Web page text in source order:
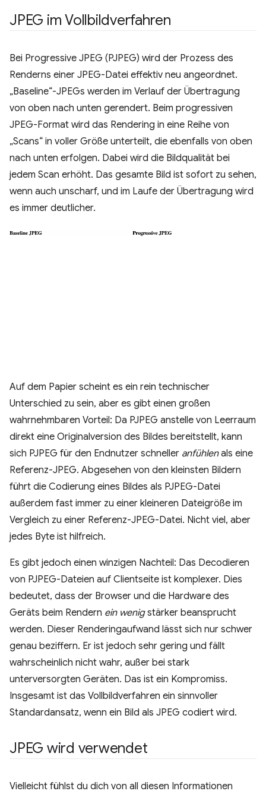
JPEG im Vollbildverfahren
Bei Progressive JPEG (PJPEG) wird der Prozess des
Renderns einer JPEG-Datei effektiv neu angeordnet.
„Baseline“-JPEGs werden im Verlauf der Übertragung
von oben nach unten gerendert. Beim progressiven
JPEG-Format wird das Rendering in eine Reihe von
„Scans“ in voller Größe unterteilt, die ebenfalls von oben
nach unten erfolgen. Dabei wird die Bildqualität bei
jedem Scan erhöht. Das gesamte Bild ist sofort zu sehen,
wenn auch unscharf, und im Laufe der Übertragung wird
es immer deutlicher.
Auf dem Papier scheint es ein rein technischer
Unterschied zu sein, aber es gibt einen großen
wahrnehmbaren Vorteil: Da PJPEG anstelle von Leerraum
direkt eine Originalversion des Bildes bereitstellt, kann
sich PJPEG für den Endnutzer schneller anfühlenals eine
Referenz-JPEG. Abgesehen von den kleinsten Bildern
führt die Codierung eines Bildes als PJPEG-Datei
außerdem fast immer zu einer kleineren Dateigröße im
Vergleich zu einer Referenz-JPEG-Datei. Nicht viel, aber
jedes Byte ist hilfreich.
Es gibt jedoch einen winzigen Nachteil: Das Decodieren
von PJPEG-Dateien auf Clientseite ist komplexer. Dies
bedeutet, dass der Browser und die Hardware des
Geräts beim Rendern ein wenigstärker beansprucht
werden. Dieser Renderingaufwand lässt sich nur schwer
genau beziffern. Er ist jedoch sehr gering und fällt
wahrscheinlich nicht wahr, außer bei stark
unterversorgten Geräten. Das ist ein Kompromiss.
Insgesamt ist das Vollbildverfahren ein sinnvoller
Standardansatz, wenn ein Bild als JPEG codiert wird.
JPEG wird verwendet
Vielleicht fühlst du dich von all diesen Informationen